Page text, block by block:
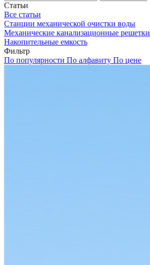
Статьи
Все статьи
Станции механической очистки воды
Механические канализационные решетки
Накопительные емкость
Фильтр
По популярности По алфавиту По цене